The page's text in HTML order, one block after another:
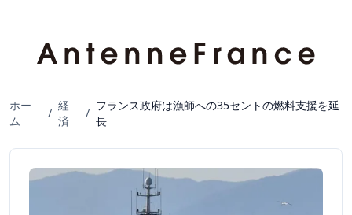
ホー
ム
/
経
済
/
フランス政府は漁師への35セントの燃料支援を延
長